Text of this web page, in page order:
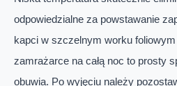
odpowiedzialne za powstawanie
kapci w szczelnym worku
zamrażarce na całą noc to prosty
obuwia. Po wyjęciu należy